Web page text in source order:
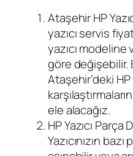
Ataşehir HP
yazıcı servis
yazıcı modeline
göre değişebilir.
Ataşehir’deki HP
ele alacağız.
HP Yazıcı
Yazıcınızın